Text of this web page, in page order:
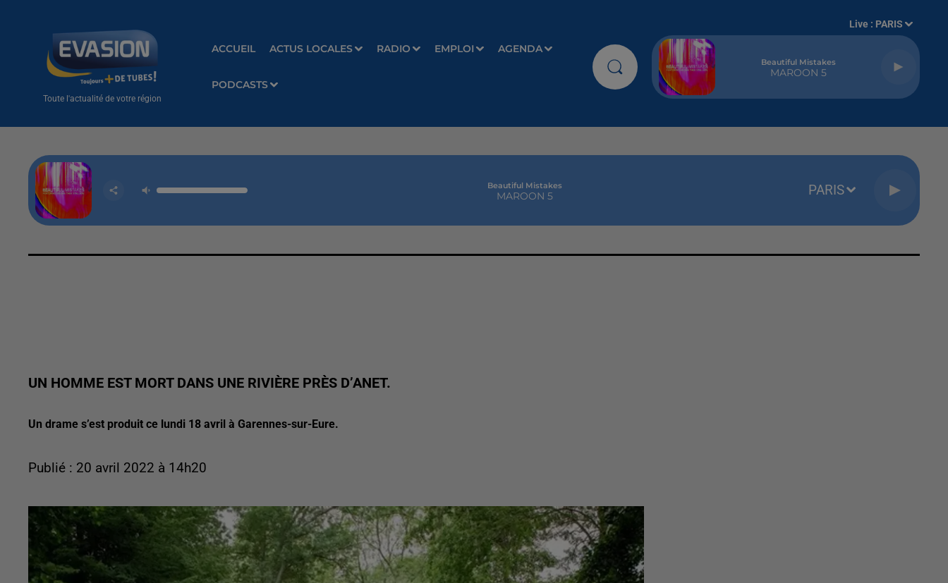
Toute l'actualité de votre région
ACCUEIL ACTUS LOCALES RADIO EMPLOI AGENDA
PODCASTS
Live : PARIS
Beautiful Mistakes
MAROON 5
Beautiful Mistakes
MAROON 5 PARIS
UN HOMME EST MORT DANS UNE RIVIÈRE PRÈS D’ANET.
Un drame s’est produit ce lundi 18 avril à Garennes-sur-Eure.
Publié : 20 avril 2022 à 14h20